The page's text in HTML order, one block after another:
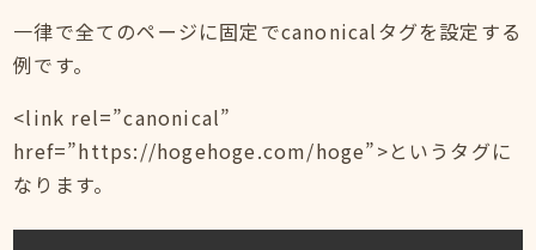
一律で全てのページに固定でcanonicalタグを設定する
例です。
<link rel=”canonical”
href=”https://hogehoge.com/hoge”>というタグに
なります。